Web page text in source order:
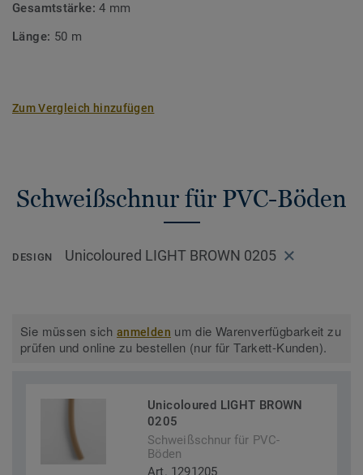
Gesamtstärke:4 mm
Länge: 50 m
Zum Vergleich hinzufügen
Schweißschnur für PVC-Böden
DESIGN Unicoloured LIGHT BROWN 0205
Sie müssen sichanmelden um die Warenverfügbarkeit zu
prüfen und online zu bestellen (nur für Tarkett-Kunden).
Unicoloured LIGHT BROWN
0205
Schweißschnur für PVC-
Böden
Art. 1291205